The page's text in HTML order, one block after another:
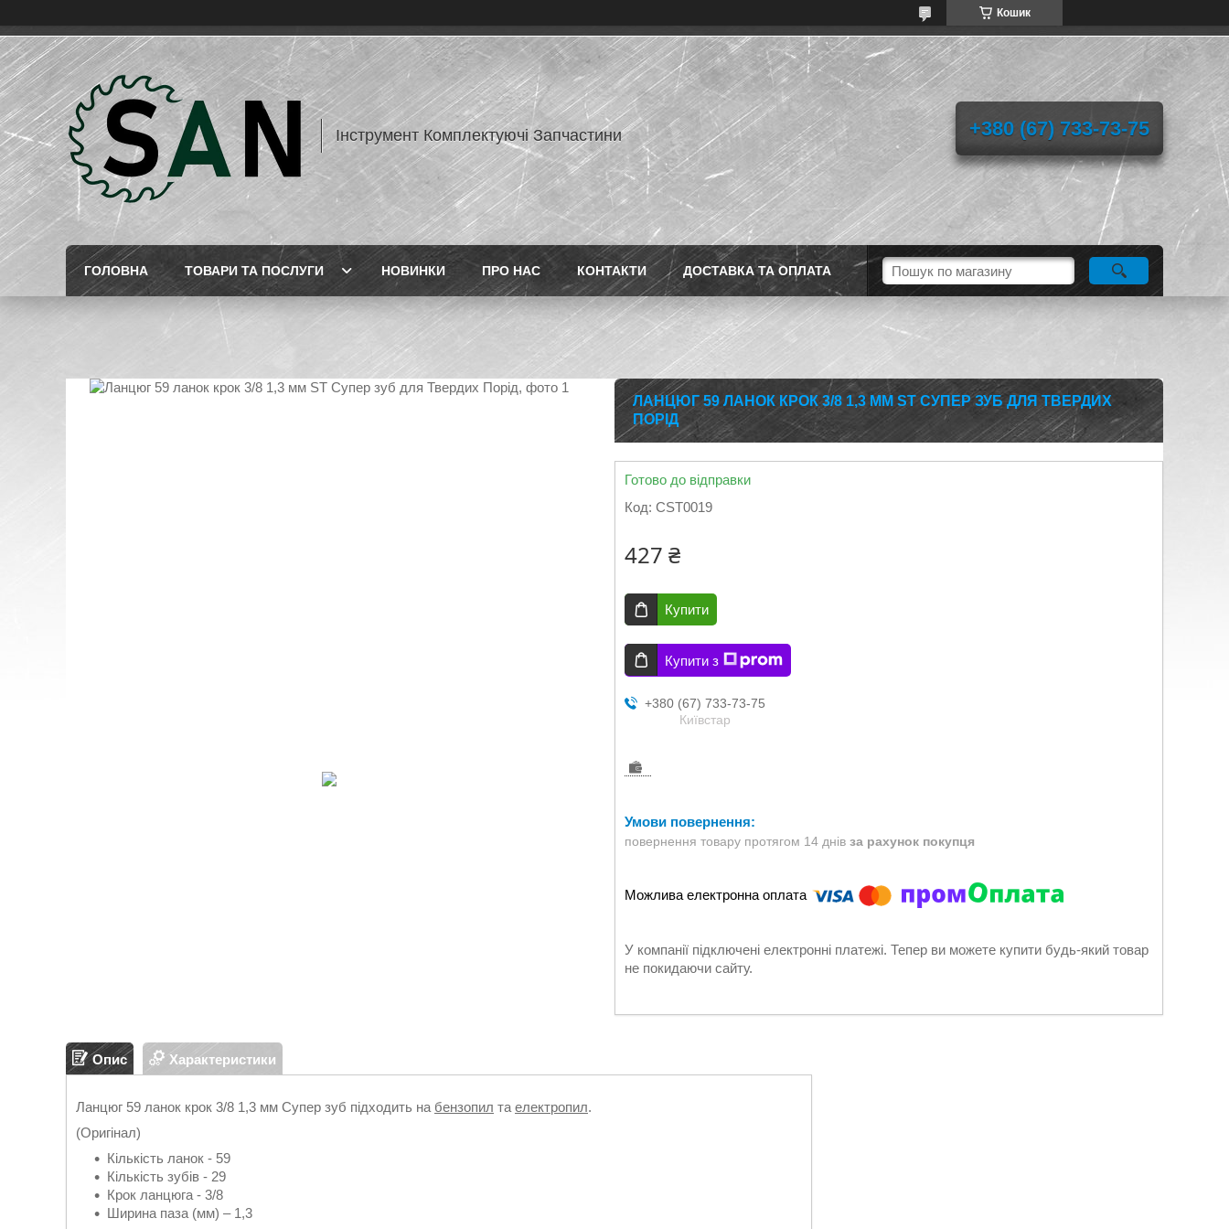
Кошик
Інструмент Комплектуючі Запчастини +380 (67) 733-73-75
ГОЛОВНА ТОВАРИ ТА ПОСЛУГИ НОВИНКИ ПРО НАС КОНТАКТИ ДОСТАВКА ТА ОПЛАТА
ЛАНЦЮГ 59 ЛАНОК КРОК 3/8 1,3 ММ ST СУПЕР ЗУБ ДЛЯ ТВЕРДИХ
ПОРІД
Готово до відправки
Код: CST0019
427 ₴
Купити
Купити з
+380 (67) 733-73-75
Київстар
повернення товару протягом 14 днів за рахунок покупця
У компанії підключені електронні платежі. Тепер ви можете купити будь-який товар
не покидаючи сайту.
Опис Характеристики
Ланцюг 59 ланок крок 3/8 1,3 мм Супер зуб підходить на бензопил та електропил.
(Оригінал)
Кількість ланок - 59
Кількість зубів - 29
Крок ланцюга - 3/8
Ширина паза (мм) – 1,3